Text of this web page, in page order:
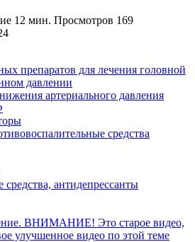
12 мин. Просмотров 169
препаратов для лечения головной
давлении
артериального давления
средства
антидепрессанты
ВНИМАНИЕ! Это старое видео,
улучшенное видео по этой теме